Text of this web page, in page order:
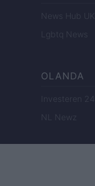
News Hub UK
Lgbtq News
OLANDA
Investeren 24
NL Newz